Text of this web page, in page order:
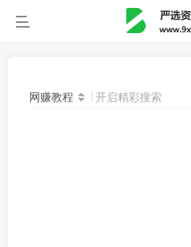
网赚教程 开启精彩搜索